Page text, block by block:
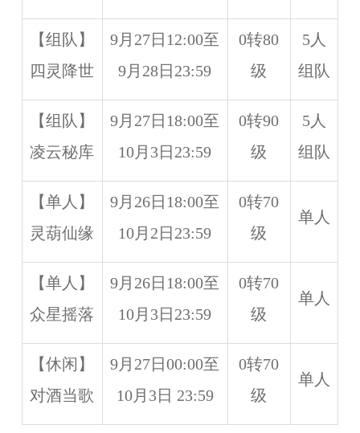
【组队】
四灵降世
9月27日12:00至
9月28日23:59
0转80
级
5人
组队
【组队】
凌云秘库
9月27日18:00至
10月3日23:59
0转90
级
5人
组队
【单人】
灵葫仙缘
9月26日18:00至
10月2日23:59
0转70
级
单人
【单人】
众星摇落
9月26日18:00至
10月3日23:59
0转70
级
单人
【休闲】
对酒当歌
9月27日00:00至
10月3日 23:59
0转70
级
单人